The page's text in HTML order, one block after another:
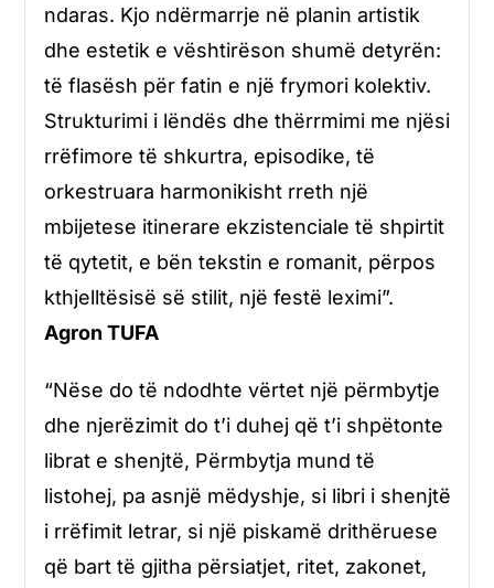
ndaras. Kjo ndërmarrje në planin artistik
dhe estetik e vështirëson shumë detyrën:
të flasësh për fatin e një frymori kolektiv.
Strukturimi i lëndës dhe thërrmimi me njësi
rrëfimore të shkurtra, episodike, të
orkestruara harmonikisht rreth një
mbijetese itinerare ekzistenciale të shpirtit
të qytetit, e bën tekstin e romanit, përpos
kthjelltësisë së stilit, një festë leximi”.
Agron TUFA
“Nëse do të ndodhte vërtet një përmbytje
dhe njerëzimit do t’i duhej që t’i shpëtonte
librat e shenjtë, Përmbytja mund të
listohej, pa asnjë mëdyshje, si libri i shenjtë
i rrëfimit letrar, si një piskamë drithëruese
që bart të gjitha përsiatjet, ritet, zakonet,